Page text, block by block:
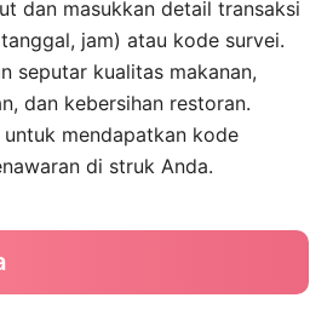
dan masukkan detail transaksi
jam) atau kode survei.
seputar kualitas makanan,
dan kebersihan restoran.
untuk mendapatkan kode
di struk Anda.